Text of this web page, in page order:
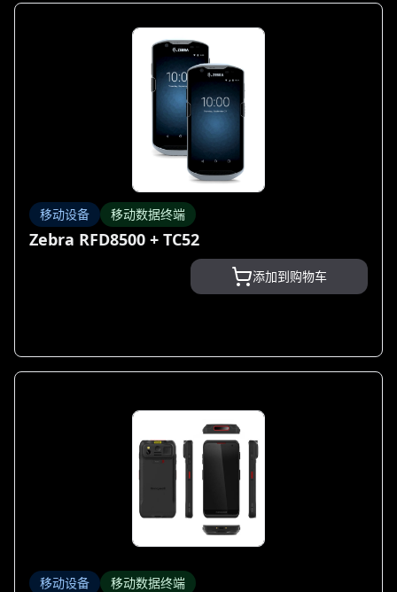
移动设备 移动数据终端
Zebra RFD8500 + TC52
添加到购物车
移动设备 移动数据终端